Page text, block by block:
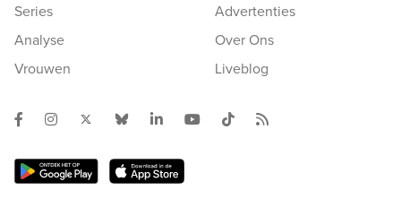
Series
Analyse
Vrouwen
Advertenties
Over Ons
Liveblog